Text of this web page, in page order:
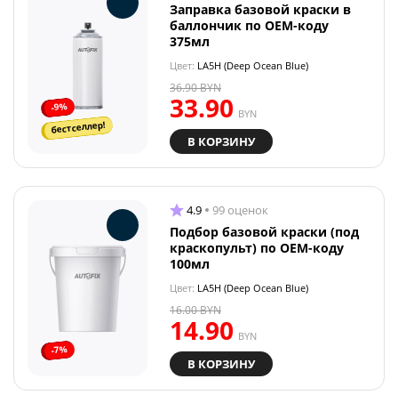
-9%
бестселлер!
Заправка базовой краски в
баллончик по OEM-коду
375мл
Цвет: LA5H (Deep Ocean Blue)
33.90 BYN
36.90BYN
В КОРЗИНУ
-7%
4.9 99 оценок
Подбор базовой краски (под
краскопульт) по OEM-коду
100мл
Цвет: LA5H (Deep Ocean Blue)
14.90 BYN
16.00BYN
В КОРЗИНУ